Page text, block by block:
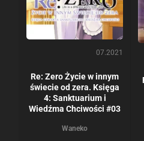
07.2021
Re: Zero Życie w innym
świecie od zera. Księga
4: Sanktuarium i
Wiedźma Chciwości #03
Waneko